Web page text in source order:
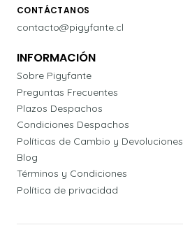
CONTÁCTANOS
contacto@pigyfante.cl
INFORMACIÓN
Sobre Pigyfante
Preguntas Frecuentes
Plazos Despachos
Condiciones Despachos
Políticas de Cambio y Devoluciones
Blog
Términos y Condiciones
Política de privacidad